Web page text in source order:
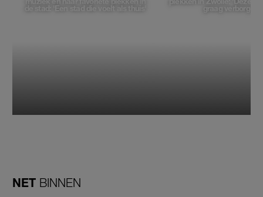
de stad: 'Een stad die voelt als thuis' graag verborgen'
NET BINNEN